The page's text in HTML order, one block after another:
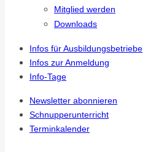
Mitglied werden
Downloads
Infos für Ausbildungsbetriebe
Infos zur Anmeldung
Info-Tage
Newsletter abonnieren
Schnupperunterricht
Terminkalender